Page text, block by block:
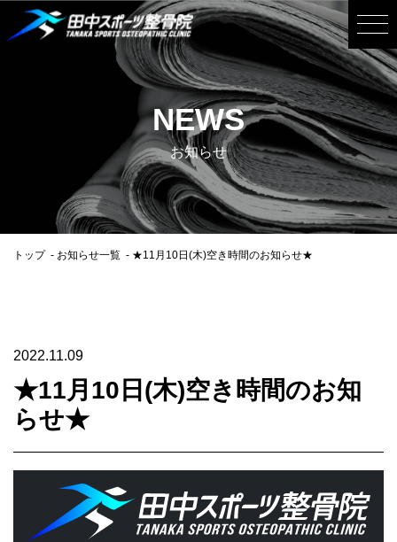
NEWS
お知らせ
トップ お知らせ一覧 ★11月10日(木)空き時間のお知らせ★
2022.11.09
★11月10日(木)空き時間のお知
らせ★